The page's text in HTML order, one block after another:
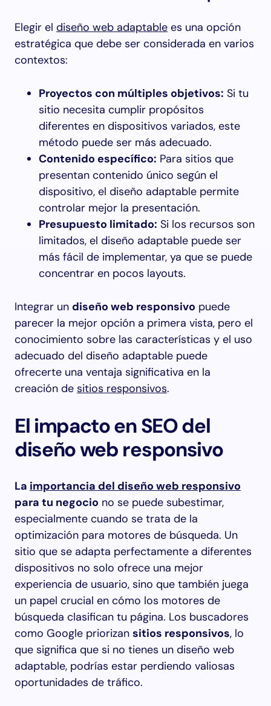
Elegir el diseño web adaptable es una opción
estratégica que debe ser considerada en varios
contextos:
Proyectos con múltiples objetivos: Si tu
sitio necesita cumplir propósitos
diferentes en dispositivos variados, este
método puede ser más adecuado.
Contenido específico: Para sitios que
presentan contenido único según el
dispositivo, el diseño adaptable permite
controlar mejor la presentación.
Presupuesto limitado: Si los recursos son
limitados, el diseño adaptable puede ser
más fácil de implementar, ya que se puede
concentrar en pocos layouts.
Integrar un diseño web responsivo puede
parecer la mejor opción a primera vista, pero el
conocimiento sobre las características y el uso
adecuado del diseño adaptable puede
ofrecerte una ventaja significativa en la
creación de sitios responsivos.
El impacto en SEO del
diseño web responsivo
La importancia del diseño web responsivo
para tu negocio no se puede subestimar,
especialmente cuando se trata de la
optimización para motores de búsqueda. Un
sitio que se adapta perfectamente a diferentes
dispositivos no solo ofrece una mejor
experiencia de usuario, sino que también juega
un papel crucial en cómo los motores de
búsqueda clasifican tu página. Los buscadores
como Google priorizan sitios responsivos, lo
que significa que si no tienes un diseño web
adaptable, podrías estar perdiendo valiosas
oportunidades de tráfico.